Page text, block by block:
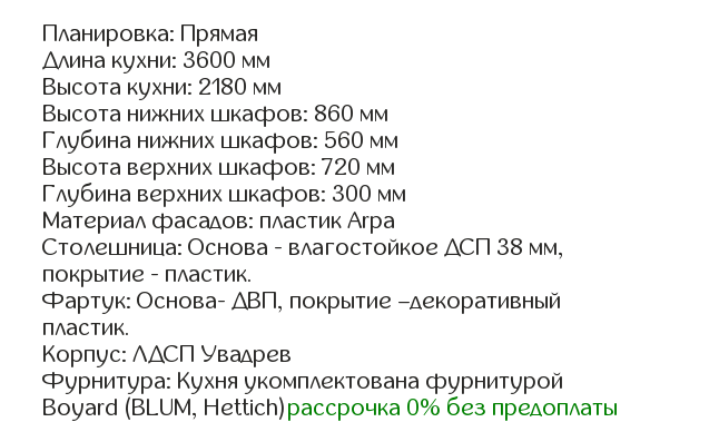
Планировка: Прямая
Длина кухни: 3600 мм
Высота кухни: 2180 мм
Высота нижних шкафов: 860 мм
Глубина нижних шкафов: 560 мм
Высота верхних шкафов: 720 мм
Глубина верхних шкафов: 300 мм
Материал фасадов: пластик Arpa
Столешница: Основа - влагостойкое ДСП 38 мм,
покрытие - пластик.
Фартук: Основа- ДВП, покрытие –декоративный
пластик.
Корпус: ЛДСП Увадрев
Фурнитура: Кухня укомплектована фурнитурой
Boyard (BLUM, Hettich)рассрочка 0% без предоплаты